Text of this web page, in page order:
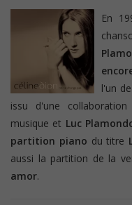
En
l'un
issu d'une
musique et Luc
partition piano du titre
aussi la partition de la
amor.